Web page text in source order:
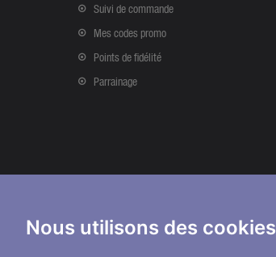
Nous utilisons des cookies
Suivi de commande
Mes codes promo
Points de fidélité
Parrainage